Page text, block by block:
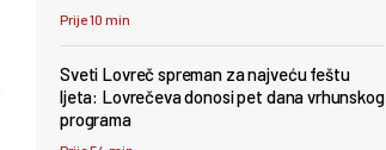
Prije 10 min
Sveti Lovreč spreman za najveću feštu
ljeta: Lovrečeva donosi pet dana vrhunskog
programa